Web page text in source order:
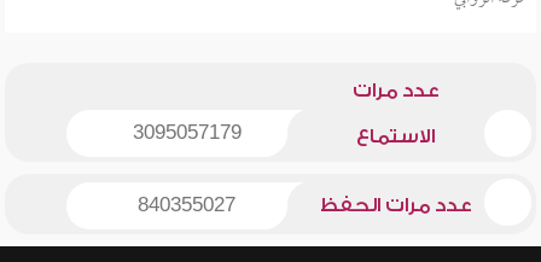
عدد مرات
الاستماع 3095057179
عدد مرات الحفظ 840355027